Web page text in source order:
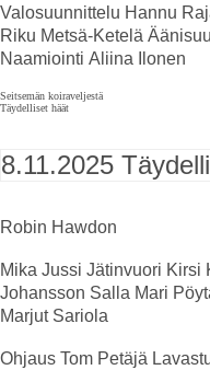
Valosuunnittelu Hannu
Riku Metsä-Ketelä
Naamiointi Aliina Ilonen
Seitsemän koiraveljestä
Täydelliset häät
8.11.2025
Robin Hawdon
Mika Jussi Jätinvuori Kirsi
Johansson Salla Mari
Marjut Sariola
Ohjaus Tom Petäjä